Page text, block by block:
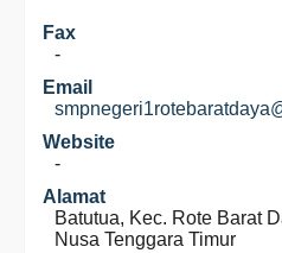
Fax
-
Email
Website
-
Alamat
Batutua, Kec. Rote Barat
Nusa Tenggara Timur